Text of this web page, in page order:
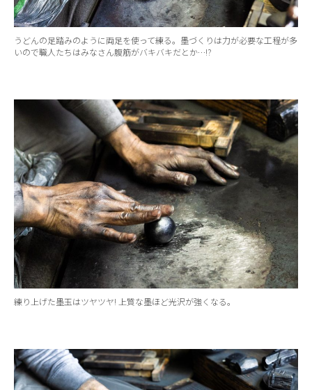
うどんの足踏みのように両足を使って練る。墨づくりは力が必要な工程が多
いので職人たちはみなさん腹筋がバキバキだとか…!?
練り上げた墨玉はツヤツヤ! 上質な墨ほど光沢が強くなる。